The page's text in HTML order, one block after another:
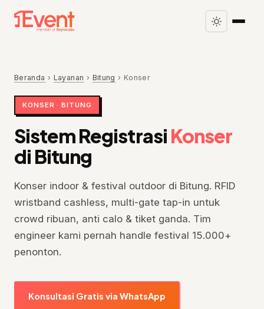
Beranda › Layanan › Bitung › Konser
KONSER · BITUNG
Sistem Registrasi Konser
di Bitung
Konser indoor & festival outdoor di Bitung. RFID
wristband cashless, multi-gate tap-in untuk
crowd ribuan, anti calo & tiket ganda. Tim
engineer kami pernah handle festival 15.000+
penonton.
Konsultasi Gratis via WhatsApp